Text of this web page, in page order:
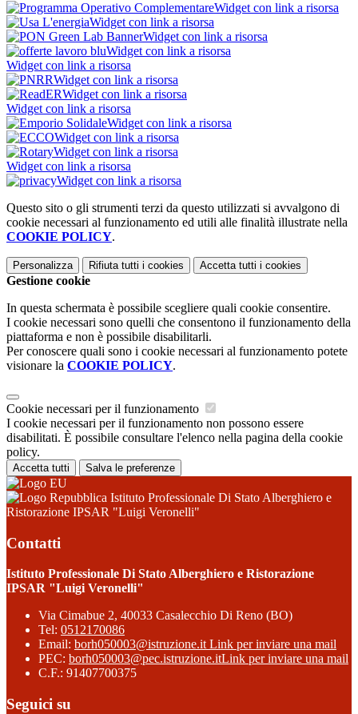
Widget con link a risorsa
Widget con link a risorsa
Widget con link a risorsa
Widget con link a risorsa
Widget con link a risorsa
Widget con link a risorsa
Widget con link a risorsa
Widget con link a risorsa
Widget con link a risorsa
Widget con link a risorsa
Widget con link a risorsa
Widget con link a risorsa
Widget con link a risorsa
Questo sito o gli strumenti terzi da questo utilizzati si avvalgono di
cookie necessari al funzionamento ed utili alle finalità illustrate nella
COOKIE POLICY.
Personalizza Rifiuta tutti i cookies Accetta tutti i cookies
Gestione cookie
In questa schermata è possibile scegliere quali cookie consentire.
I cookie necessari sono quelli che consentono il funzionamento della
piattaforma e non è possibile disabilitarli.
Per conoscere quali sono i cookie necessari al funzionamento potete
visionare la COOKIE POLICY.
Cookie necessari per il funzionamento
I cookie necessari per il funzionamento non possono essere
disabilitati. È possibile consultare l'elenco nella pagina della cookie
policy.
Accetta tutti Salva le preferenze
Istituto Professionale Di Stato Alberghiero e
Ristorazione IPSAR "Luigi Veronelli"
Contatti
Istituto Professionale Di Stato Alberghiero e Ristorazione
IPSAR "Luigi Veronelli"
Via Cimabue 2, 40033 Casalecchio Di Reno (BO)
Tel: 0512170086
Email: borh050003@istruzione.itLink per inviare una mail
PEC: borh050003@pec.istruzione.itLink per inviare una mail
C.F.: 91407700375
Seguici su